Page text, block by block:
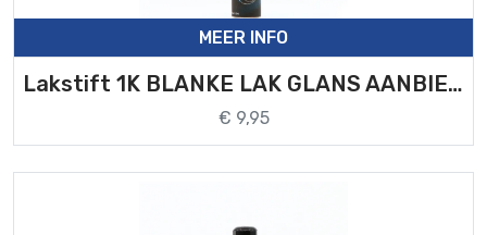
MEER INFO
Lakstift 1K BLANKE LAK GLANS AANBIEDING
€ 9,95